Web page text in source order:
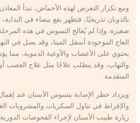
ومع تكرار التعرض لهذه الأحماض، تبدأ
بالذوبان تدريجيًا، فتظهر بقع بيضاء في
صغيرة. وإذا لم يُعالج التسوس في هذه
العاج الموجودة أسفل المينا، وقد يصل في
يحتوي على الأعصاب والأوعية الدموية، مما
والتهاب، وقد يتطلب علاجًا مثل علاج العصب
المتقدمة.
ويزداد خطر الإصابة بتسوس الأسنان عند
والإفراط في تناول السكريات والمشروبات
زيارة طبيب الأسنان لإجراء الفحوصات